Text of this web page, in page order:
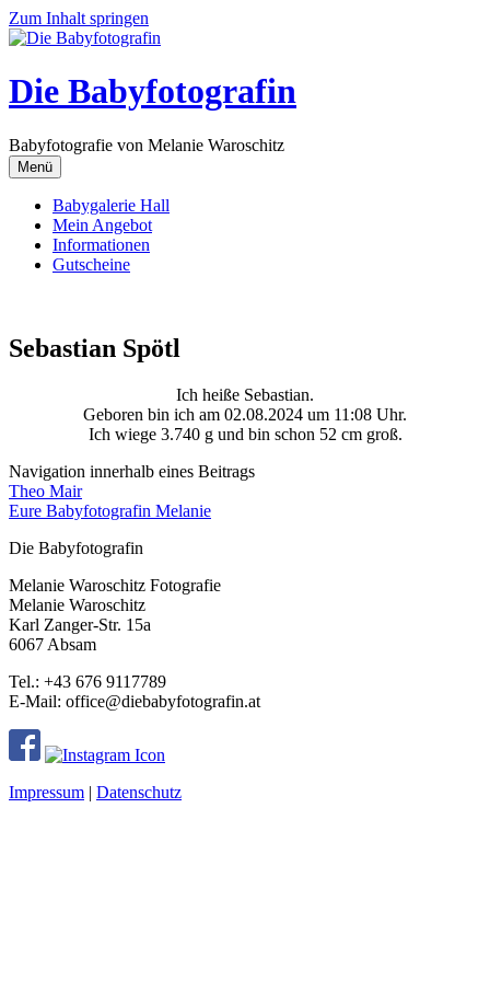
Zum Inhalt springen
Die Babyfotografin
Babyfotografie von Melanie Waroschitz
Menü
Babygalerie Hall
Mein Angebot
Informationen
Gutscheine
Sebastian Spötl
Ich heiße Sebastian.
Geboren bin ich am 02.08.2024 um 11:08 Uhr.
Ich wiege 3.740 g und bin schon 52 cm groß.
Navigation innerhalb eines Beitrags
Theo Mair
Eure Babyfotografin Melanie
Die Babyfotografin
Melanie Waroschitz Fotografie
Melanie Waroschitz
Karl Zanger-Str. 15a
6067 Absam
Tel.: +43 676 9117789
E-Mail: office@diebabyfotografin.at
Impressum | Datenschutz